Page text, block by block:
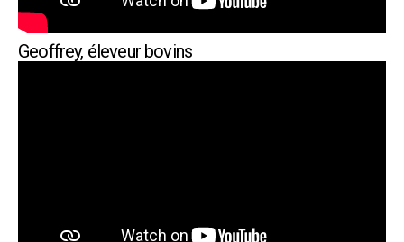
Geoffrey, éleveur bovins